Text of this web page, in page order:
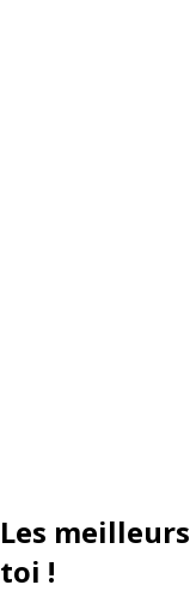
Les meilleurs
toi !